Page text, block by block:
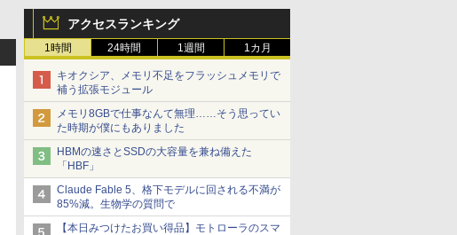
アクセスランキング
1時間 24時間 1週間 1カ月
キオクシア、メモリ不足をフラッシュメモリで
補う拡張モジュール
メモリ8GBで仕事なんて無理……そう思ってい
た時期が僕にもありました
HBMの速さとSSDの大容量を兼ね備えた
「HBF」
Claude Fable 5、格下モデルに回される不満が
85%減。生物学の質問で
【本日みつけたお買い得品】モトローラのスマ